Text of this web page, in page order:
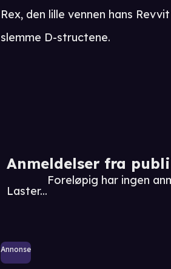
Anmeldelser fra
Laster...
Foreløpig har ingen
Annonse
Rex, den lille vennen hans
slemme D-structene.